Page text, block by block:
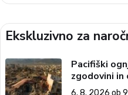
Ekskluzivno za
Pacifiški
zgodovini in
6. 8. 2026 ob